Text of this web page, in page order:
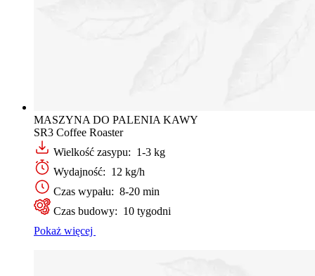
MASZYNA DO PALENIA KAWY
SR3 Coffee Roaster
Wielkość zasypu: 1-3 kg
Wydajność: 12 kg/h
Czas wypału: 8-20 min
Czas budowy: 10 tygodni
Pokaż więcej